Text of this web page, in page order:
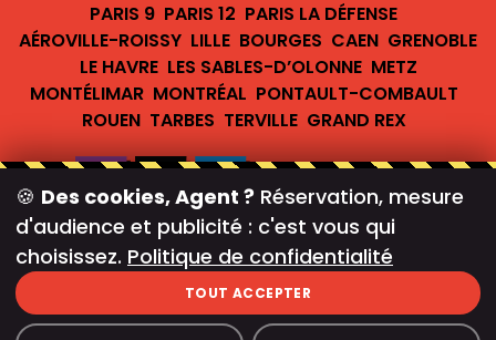
PARIS 9 PARIS 12 PARIS LA DÉFENSE
AÉROVILLE-ROISSY LILLE BOURGES CAEN GRENOBLE
LE HAVRE LES SABLES-D’OLONNE METZ
MONTÉLIMAR MONTRÉAL PONTAULT-COMBAULT
ROUEN TARBES TERVILLE GRAND REX
#teambreakofficiel
Newsletter
©TEAM BREAK |GÉRER LES COOKIES
🍪 Des cookies, Agent ? Réservation, mesure
d'audience et publicité : c'est vous qui
choisissez. Politique de confidentialité
TOUT ACCEPTER